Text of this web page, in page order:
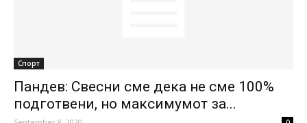
Спорт
Пандев: Свесни сме дека не сме 100%
подготвени, но максимумот за...